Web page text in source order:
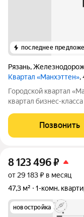
последнее
Рязань,
Квартал «Манхэттен»,
Городской квартал «Манхэттен» это
квартал бизнес-
интегрированный
максимально
Позвонить
8 123 496₽
от 29 183 ₽ в месяц
47,3 м²
1-комн.
новостройка